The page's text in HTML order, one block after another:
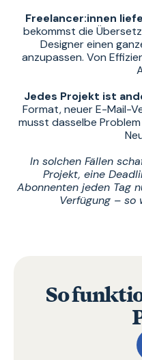
Freelancer:innen
bekommst die
Designer einen
anzupassen. Von
Jedes Projekt ist
Format, neuer E-Mail-
musst dasselbe
In solchen Fällen
Projekt, eine
Abonnenten jeden Tag
Verfügung – so
So